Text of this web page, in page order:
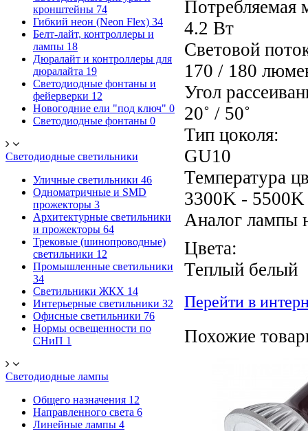
кронштейны 74
Гибкий неон (Neon Flex) 34
Белт-лайт, контроллеры и
лампы 18
Дюралайт и контроллеры для
дюралайта 19
Светодиодные фонтаны и
фейерверки 12
Новогодние ели "под ключ" 0
Светодиодные фонтаны 0
Светодиодные светильники
Уличные светильники 46
Одноматричные и SMD
прожекторы 3
Архитектурные светильники
и прожекторы 64
Трековые (шинопроводные)
светильники 12
Промышленные светильники
34
Светильники ЖКХ 14
Интерьерные светильники 32
Офисные светильники 76
Нормы освещенности по
СНиП 1
Светодиодные лампы
Общего назначения 12
Направленного света 6
Линейные лампы 4
Потребляемая
4.2 Вт
Световой
170 / 180
Угол
20˚ / 50˚
Тип цоколя:
GU10
Температура
3300K - 5500K
Аналог лампы
Цвета:
Теплый
Перейти в
Похожие